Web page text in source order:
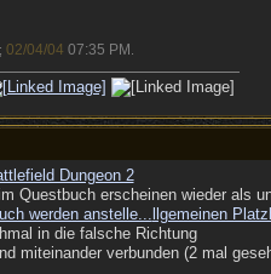
02/04/04 07:35 PM
Dungeon 2
Questbuch erscheinen wieder
werden anstelle... llgemeinen
in die falsche Richtung
miteinander verbunden (2 mal